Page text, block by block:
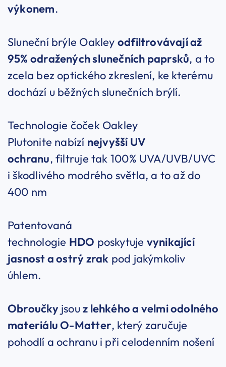
výkonem.
Sluneční brýle Oakley odfiltrovávají až
95% odražených slunečních paprsků, a to
zcela bez optického zkreslení, ke kterému
dochází u běžných slunečních brýlí.
Technologie čoček Oakley
Plutonite nabízí nejvyšší UV
ochranu, filtruje tak 100% UVA/UVB/UVC
i škodlivého modrého světla, a to až do
400 nm
Patentovaná
technologie HDO poskytuje vynikající
jasnost a ostrý zrak pod jakýmkoliv
úhlem.
Obroučkyjsouz lehkého a velmi odolného
materiálu O-Matter, který zaručuje
pohodlí a ochranu i při celodenním nošení